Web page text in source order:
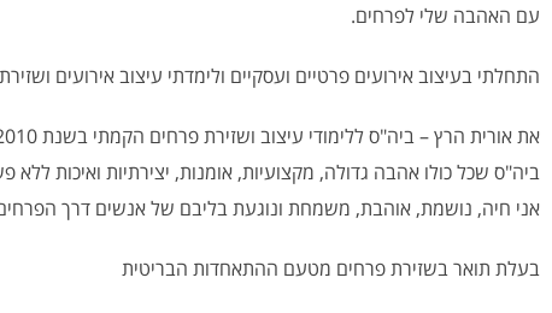
עם האהבה שלי לפרחים.
התחלתי בעיצוב אירועים פרטיים ועסקיים ולימדתי עיצוב אירועים
את אורית הרץ – ביה"ס ללימודי עיצוב ושזירת פרחים הקמתי בשנת 2010.
ביה"ס שכל כולו אהבה גדולה, מקצועיות, אומנות, יצירתיות ואיכות ללא
אני חיה, נושמת, אוהבת, משמחת ונוגעת בליבם של אנשים דרך
בעלת תואר בשזירת פרחים מטעם ההתאחדות הבריטית